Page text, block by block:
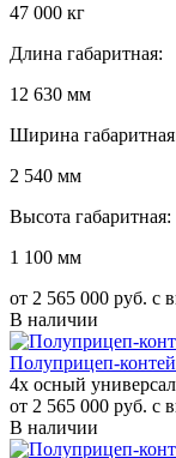
47 000 кг
Длина габаритная:
12 630 мм
Ширина
2 540 мм
Высота габаритная:
1 100 мм
от 2 565 000 руб.
В наличии
Полуприцеп-
4х осный
от 2 565 000 руб.
В наличии